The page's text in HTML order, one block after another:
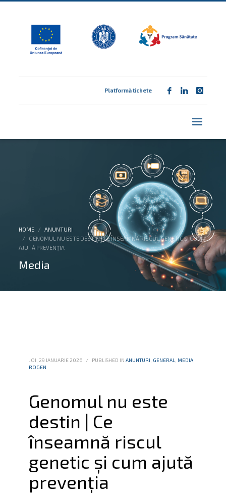
Platformă tichete
HOME
ANUNTURI
GENOMUL NU ESTE DESTIN | CE ÎNSEAMNĂ RISCUL GENETIC ȘI CUM
AJUTĂ PREVENȚIA
Media
JOI, 29 IANUARIE 2026 / PUBLISHED INANUNTURI GENERAL MEDIA
ROGEN
Genomul nu este
destin | Ce
înseamnă riscul
genetic și cum ajută
prevenția